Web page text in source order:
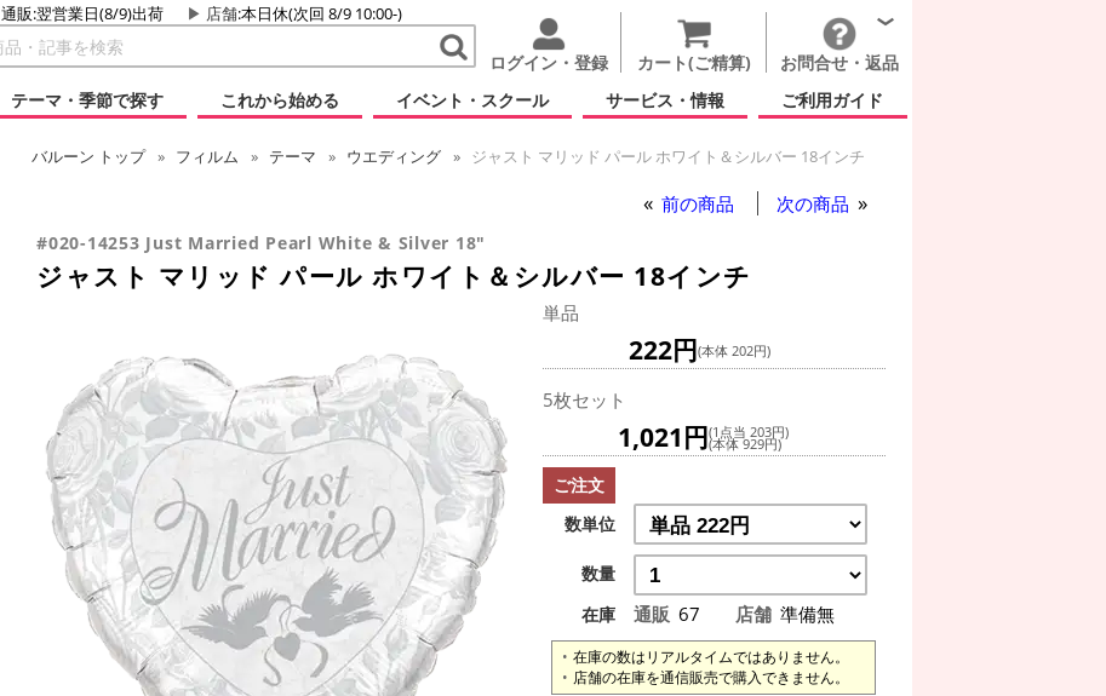
通販:翌営業日(8/9)出荷 店舗:本日休(次回 8/9 10:00-)
ログイン・登録 カート(ご精算)
お問合せ・返品
テーマ・季節で探す
これから始める イベント・スクール サービス・情報 ご利用ガイド
バルーン トップ フィルム テーマ ウエディング ジャスト マリッド パール ホワイト＆シルバー 18インチ
前の商品 次の商品
#020-14253 Just Married Pearl White & Silver 18"
ジャスト マリッド パール ホワイト＆シルバー 18インチ
単品
222円(本体 202円)
5枚セット
1,021円(1点当 203円)
(本体 929円)
ご注文
数単位
数量
在庫
通販 67 店舗 準備無
在庫の数はリアルタイムではありません。
店舗の在庫を通信販売で購入できません。